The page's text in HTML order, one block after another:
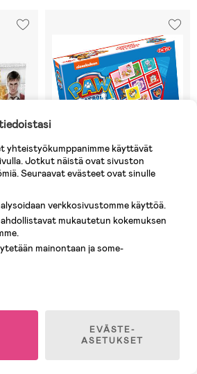
4 JÄLJELLÄ
Ryhmä Hau 3-in-1 Lotto Domino
yhteistyökumppanimme käyttävät
Jotkut näistä ovat sivuston
Seuraavat evästeet ovat sinulle
verkkosivustomme käyttöä.
mukautetun kokemuksen
mainontaan ja some-
EVÄSTE-
ASETUKSET